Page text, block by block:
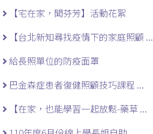
【宅在家，聞芬芳】活動花絮
【台北新知尋找疫情下的家庭照顧 ...
給長照單位的防疫面罩
巴金森症患者復健照顧技巧課程 ...
【在家，也能學習一起放鬆-藥草 ...